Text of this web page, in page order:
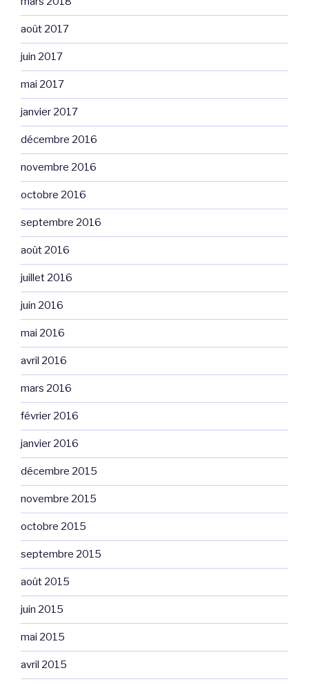
août 2017
juin 2017
mai 2017
janvier 2017
décembre 2016
novembre 2016
octobre 2016
septembre 2016
août 2016
juillet 2016
juin 2016
mai 2016
avril 2016
mars 2016
février 2016
janvier 2016
décembre 2015
novembre 2015
octobre 2015
septembre 2015
août 2015
juin 2015
mai 2015
avril 2015